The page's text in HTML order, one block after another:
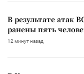
В результате атак
ранены пять
12 минут назад